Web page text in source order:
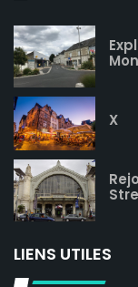
X
LIENS UTILES